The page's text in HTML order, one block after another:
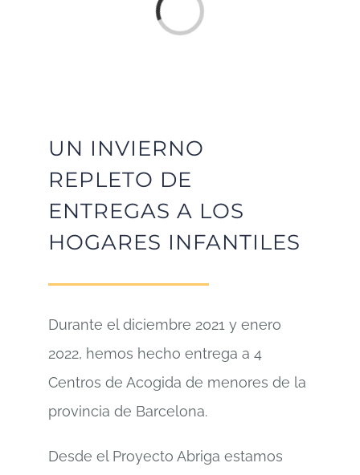
Loading...
UN INVIERNO
REPLETO DE
ENTREGAS A LOS
HOGARES INFANTILES
Durante el diciembre 2021 y enero
2022, hemos hecho entrega a 4
Centros de Acogida de menores de la
provincia de Barcelona.
Desde el Proyecto Abriga estamos